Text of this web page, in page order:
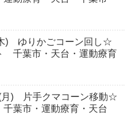
) ゆりかごコーン回し☆
千葉市・天台・運動療育
月) 片手クマコーン移動☆
葉市・運動療育・天台